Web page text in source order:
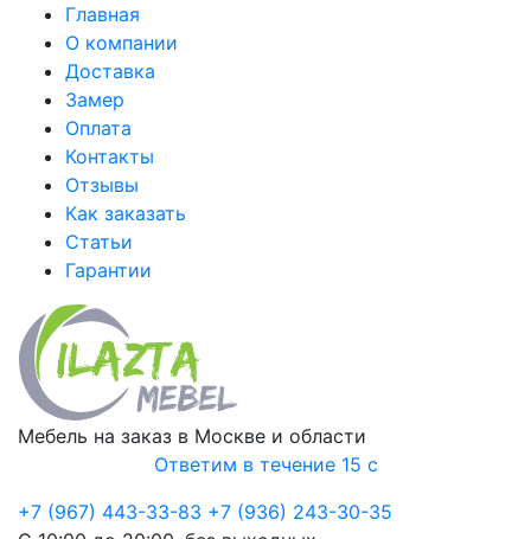
Главная
О компании
Доставка
Замер
Оплата
Контакты
Отзывы
Как заказать
Статьи
Гарантии
Мебель на заказ в Москве и области
Ответим в течение 15 с
+7 (967) 443-33-83 +7 (936) 243-30-35